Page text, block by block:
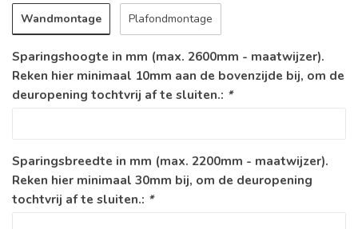
Wandmontage Plafondmontage
Sparingshoogte in mm (max. 2600mm - maatwijzer).
Reken hier minimaal 10mm aan de bovenzijde bij, om de
deuropening tochtvrij af te sluiten.: *
Sparingsbreedte in mm (max. 2200mm - maatwijzer).
Reken hier minimaal 30mm bij, om de deuropening
tochtvrij af te sluiten.: *